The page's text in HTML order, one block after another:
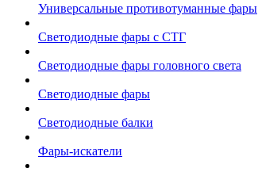
Универсальные противотуманные фары
Светодиодные фары с СТГ
Светодиодные фары головного света
Светодиодные фары
Светодиодные балки
Фары-искатели